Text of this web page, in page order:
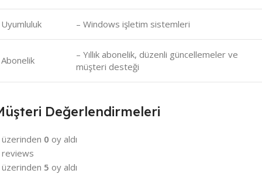
Uyumluluk – Windows işletim sistemleri
Abonelik
– Yıllık abonelik, düzenli güncellemeler ve
müşteri desteği
Değerlendirmeleri
0 oy aldı
5 oy aldı